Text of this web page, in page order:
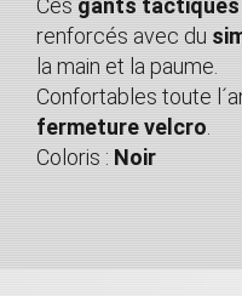
renforcés avec du
la main et la paume.
Confortables toute
fermeture velcro
Coloris : Noir